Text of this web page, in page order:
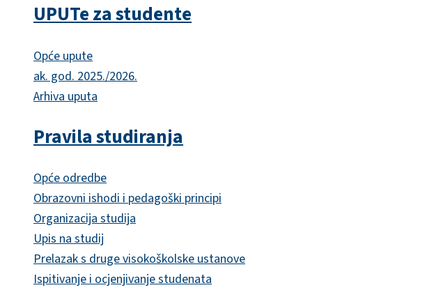
UPUTe za studente
Opće upute
ak. god. 2025./2026.
Arhiva uputa
Pravila studiranja
Opće odredbe
Obrazovni ishodi i pedagoški principi
Organizacija studija
Upis na studij
Prelazak s druge visokoškolske ustanove
Ispitivanje i ocjenjivanje studenata